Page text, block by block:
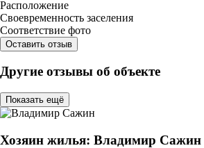
Расположение
Своевременность заселения
Соответствие фото
Оставить отзыв
Другие отзывы об объекте
Показать ещё
Хозяин жилья: Владимир Сажин